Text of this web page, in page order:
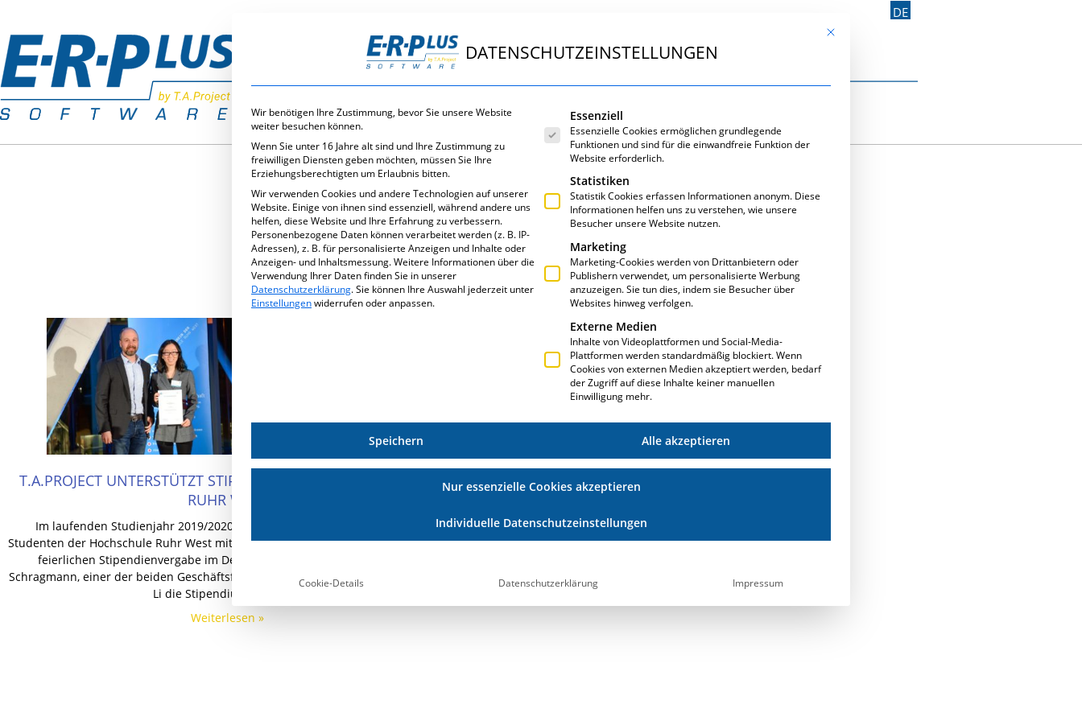
DE
SCHLAGWORT: HRW
T.A.PROJECT UNTERSTÜTZT STIPENDIATEN DER HOCHSCHULE
RUHR WEST
Im laufenden Studienjahr 2019/2020 unterstützt T.A.Project gleich zwei
Studenten der Hochschule Ruhr West mit einem HRW Firmenstipendium. Bei der
feierlichen Stipendienvergabe im Dezember 2019 überreichte Carsten
Schragmann, einer der beiden Geschäftsführer von T.A.Project, der Studentin Lei
Li die Stipendium-Urkunde.
Weiterlesen »
Mit diesem Button wird der Dialog geschlossen. Seine
DATENSCHUTZEINSTELLUNGEN
Wir benötigen Ihre Zustimmung, bevor Sie unsere Website
weiter besuchen können.
Wenn Sie unter 16 Jahre alt sind und Ihre Zustimmung zu
freiwilligen Diensten geben möchten, müssen Sie Ihre
Erziehungsberechtigten um Erlaubnis bitten.
Wir verwenden Cookies und andere Technologien auf unserer
Website. Einige von ihnen sind essenziell, während andere uns
helfen, diese Website und Ihre Erfahrung zu verbessern.
Personenbezogene Daten können verarbeitet werden (z. B. IP-
Adressen), z. B. für personalisierte Anzeigen und Inhalte oder
Anzeigen- und Inhaltsmessung.Weitere Informationen über die
Verwendung Ihrer Daten finden Sie in unserer
Datenschutzerklärung.Sie können Ihre Auswahl jederzeit unter
Einstellungenwiderrufen oder anpassen.
Es folgt eine Liste der Service-Gruppen, für die eine Einwilligung erteilt werden kann.
Essenziell
Essenzielle Cookies ermöglichen grundlegende
Funktionen und sind für die einwandfreie Funktion der
Website erforderlich.
Statistiken
Statistik Cookies erfassen Informationen anonym. Diese
Informationen helfen uns zu verstehen, wie unsere
Besucher unsere Website nutzen.
Marketing
Marketing-Cookies werden von Drittanbietern oder
Publishern verwendet, um personalisierte Werbung
anzuzeigen. Sie tun dies, indem sie Besucher über
Websites hinweg verfolgen.
Externe Medien
Inhalte von Videoplattformen und Social-Media-
Plattformen werden standardmäßig blockiert. Wenn
Cookies von externen Medien akzeptiert werden, bedarf
der Zugriff auf diese Inhalte keiner manuellen
Einwilligung mehr.
Speichern Alle akzeptieren
Nur essenzielle Cookies akzeptieren
Individuelle Datenschutzeinstellungen
Cookie-Details Datenschutzerklärung Impressum